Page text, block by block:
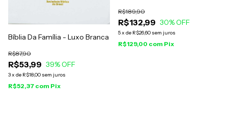
Bíblia Da Família - Luxo Branca
R$53,99
R$87,90
39% OFF
3x de R$18,00 sem juros
R$52,37 com Pix
R$132,99
R$189,90
30% OFF
5x de R$26,60 sem juros
R$129,00 com Pix